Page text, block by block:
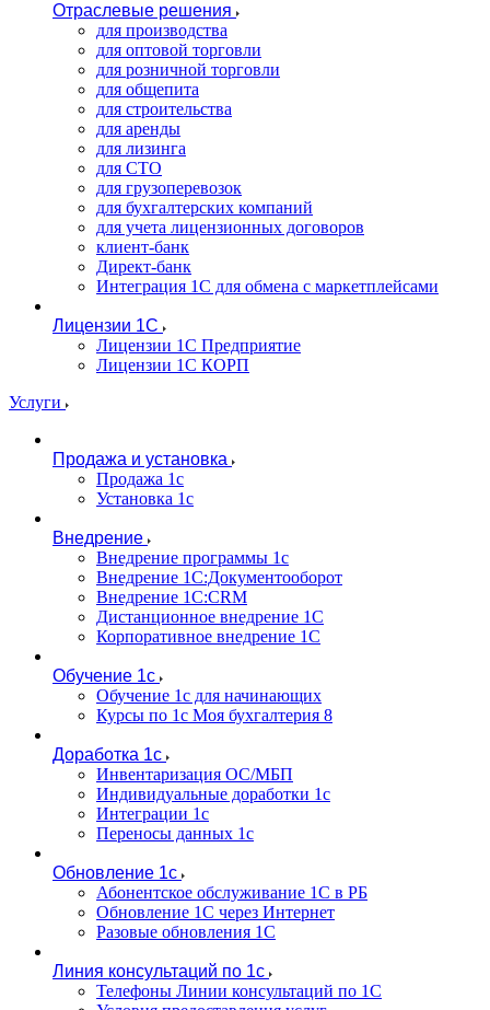
Отраслевые решения
для производства
для оптовой торговли
для розничной торговли
для общепита
для строительства
для аренды
для лизинга
для СТО
для грузоперевозок
для бухгалтерских компаний
для учета лицензионных договоров
клиент-банк
Директ-банк
Интеграция 1C для обмена с маркетплейсами
Лицензии 1С
Лицензии 1С Предприятие
Лицензии 1С КОРП
Услуги
Продажа и установка
Продажа 1с
Установка 1с
Внедрение
Внедрение программы 1с
Внедрение 1С:Документооборот
Внедрение 1С:CRM
Дистанционное внедрение 1С
Корпоративное внедрение 1С
Обучение 1с
Обучение 1с для начинающих
Курсы по 1с Моя бухгалтерия 8
Доработка 1с
Инвентаризация ОС/МБП
Индивидуальные доработки 1с
Интеграции 1с
Переносы данных 1с
Обновление 1с
Абонентское обслуживание 1С в РБ
Обновление 1С через Интернет
Разовые обновления 1С
Линия консультаций по 1с
Телефоны Линии консультаций по 1С